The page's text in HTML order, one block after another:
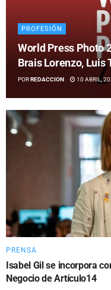
PROFESIÓN
World Press Photo
Brais Lorenzo, Luis
PORREDACCION 10 ABRIL,
PRENSA
Isabel Gil se incorpora
Negocio de Artículo14